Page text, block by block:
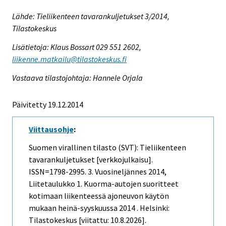
Lähde: Tieliikenteen tavarankuljetukset 3/2014,
Tilastokeskus
Lisätietoja: Klaus Bossart 029 551 2602,
liikenne.matkailu@tilastokeskus.fi
Vastaava tilastojohtaja: Hannele Orjala
Päivitetty 19.12.2014
Viittausohje:
Suomen virallinen tilasto (SVT): Tieliikenteen
tavarankuljetukset [verkkojulkaisu].
ISSN=1798-2995. 3. Vuosineljännes 2014,
Liitetaulukko 1. Kuorma-autojen suoritteet
kotimaan liikenteessä ajoneuvon käytön
mukaan heinä-syyskuussa 2014 . Helsinki:
Tilastokeskus [viitattu: 10.8.2026].